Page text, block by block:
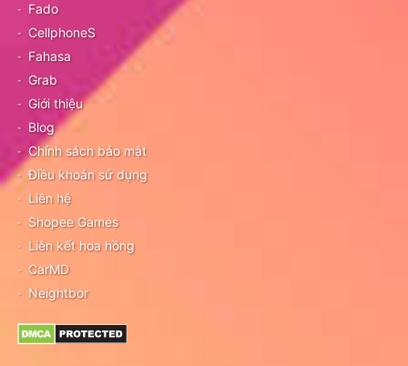
Fado
CellphoneS
Fahasa
Grab
Giới thiệu
Blog
Chính sách bảo mật
Điều khoản sử dụng
Liên hệ
Shopee Games
Liên kết hoa hồng
CarMD
Neightbor